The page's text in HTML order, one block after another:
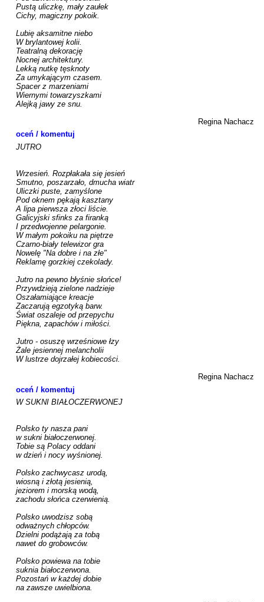
Pustą uliczkę, mały zaułek
Cichy, magiczny pokoik.
Lubię aksamitne niebo
W brylantowej kolii.
Teatralną dekorację
Nocnej architektury.
Lekką nutkę tęsknoty
Za umykającym czasem.
Spacer z marzeniami
Wiernymi towarzyszkami
Alejką jawy ze snu.
Regina Nachacz
oceń / komentuj
JUTRO
Wrzesień. Rozpłakała się jesień
Smutno, poszarzało, dmucha wiatr
Uliczki puste, zamyślone
Pod oknem pękają kasztany
A lipa pierwsza złoci liście.
Galicyjski sfinks za firanką
I przedwojenne pelargonie.
W małym pokoiku na piętrze
Czarno-biały telewizor gra
Nowelę "Na dobre i na złe"
Reklamę gorzkiej czekolady.
Jutro na pewno błyśnie słońce!
Przywdzieją zielone nadzieje
Oszałamiające kreacje
Zaczarują egzotyką barw.
Świat oszaleje od przepychu
Piękna, zapachów i miłości.
Jutro - osuszę wrześniowe łzy
Żale jesiennej melancholii
W lustrze dojrzałej kobiecości.
Regina Nachacz
oceń / komentuj
W SUKNI BIAŁOCZERWONEJ
Polsko ty nasza pani
w sukni białoczerwonej.
Tobie są Polacy oddani
w dzień i nocy wyśnionej.
Polsko zachwycasz urodą,
wiosną i złotą jesienią,
jeziorem i morską wodą,
zachodu słońca czerwienią.
Polsko uwodzisz sobą
odważnych chłopców.
Dzielni podążają za tobą
nawet do grobowców.
Polsko powiewa na tobie
suknia białoczerwona.
Pozostań w każdej dobie
na zawsze uwielbiona.